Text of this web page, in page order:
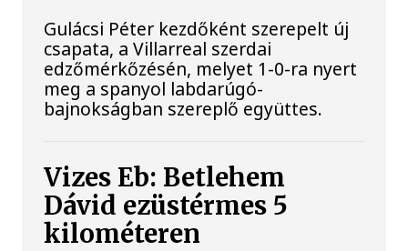
Gulácsi Péter kezdőként szerepelt új
csapata, a Villarreal szerdai
edzőmérkőzésén, melyet 1-0-ra nyert
meg a spanyol labdarúgó-
bajnokságban szereplő együttes.
Vizes Eb: Betlehem
Dávid ezüstérmes 5
kilométeren